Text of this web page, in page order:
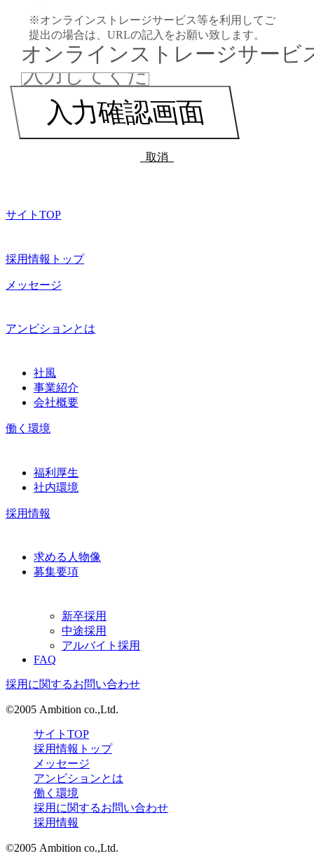
※オンラインストレージサービス等を利用してご
提出の場合は、URLの記入をお願い致します。
オンラインストレージサービ
取消
サイトTOP
採用情報トップ
メッセージ
アンビションとは
社風
事業紹介
会社概要
働く環境
福利厚生
社内環境
採用情報
求める人物像
募集要項
新卒採用
中途採用
アルバイト採用
FAQ
採用に関するお問い合わせ
©2005 Ambition co.,Ltd.
サイトTOP
採用情報トップ
メッセージ
アンビションとは
働く環境
採用に関するお問い合わせ
採用情報
©2005 Ambition co.,Ltd.